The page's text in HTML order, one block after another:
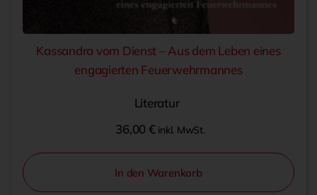
Kassandra vom Dienst – Aus dem Leben eines
engagierten Feuerwehrmannes
Literatur
36,00 € inkl. MwSt.
In den Warenkorb